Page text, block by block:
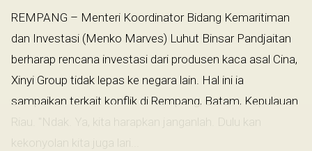
REMPANG – Menteri Koordinator Bidang Kemaritiman
dan Investasi (Menko Marves) Luhut Binsar Pandjaitan
berharap rencana investasi dari produsen kaca asal Cina,
Xinyi Group tidak lepas ke negara lain. Hal ini ia
sampaikan terkait konflik di Rempang, Batam, Kepulauan
Riau. "Ndak. Ya, kita harapkan janganlah. Dulu kan
kekonyolan kita juga lari...